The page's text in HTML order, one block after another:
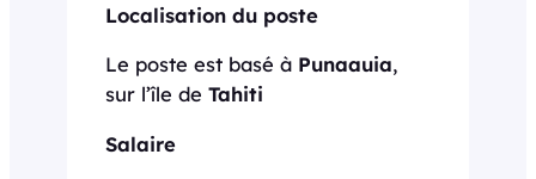
Localisation du poste
Le poste est basé à Punaauia,
sur l’île de Tahiti
Salaire